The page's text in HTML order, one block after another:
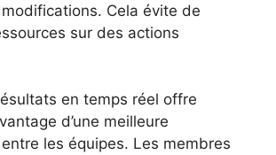
Cela évite de
sur des actions
en temps réel offre
d’une meilleure
les équipes. Les membres